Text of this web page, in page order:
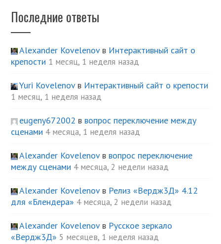
Последние ответы
Alexander Kovelenovв Интерактивный сайт о
крепости 1 месяц, 1 неделя назад
Yuri Kovelenovв Интерактивный сайт о крепости
1 месяц, 1 неделя назад
eugeny672002 в вопрос переключение между
сценами 4 месяца, 1 неделя назад
Alexander Kovelenovв вопрос переключение
между сценами 4 месяца, 2 недели назад
Alexander Kovelenovв Релиз «Вердж3Д» 4.12
для «Блендера» 4 месяца, 2 недели назад
Alexander Kovelenovв Русское зеркало
«Вердж3Д» 5 месяцев, 1 неделя назад